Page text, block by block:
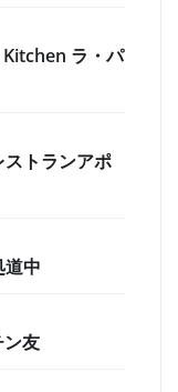
Kitchen ラ・パ
ストランアポ
道中
ン友